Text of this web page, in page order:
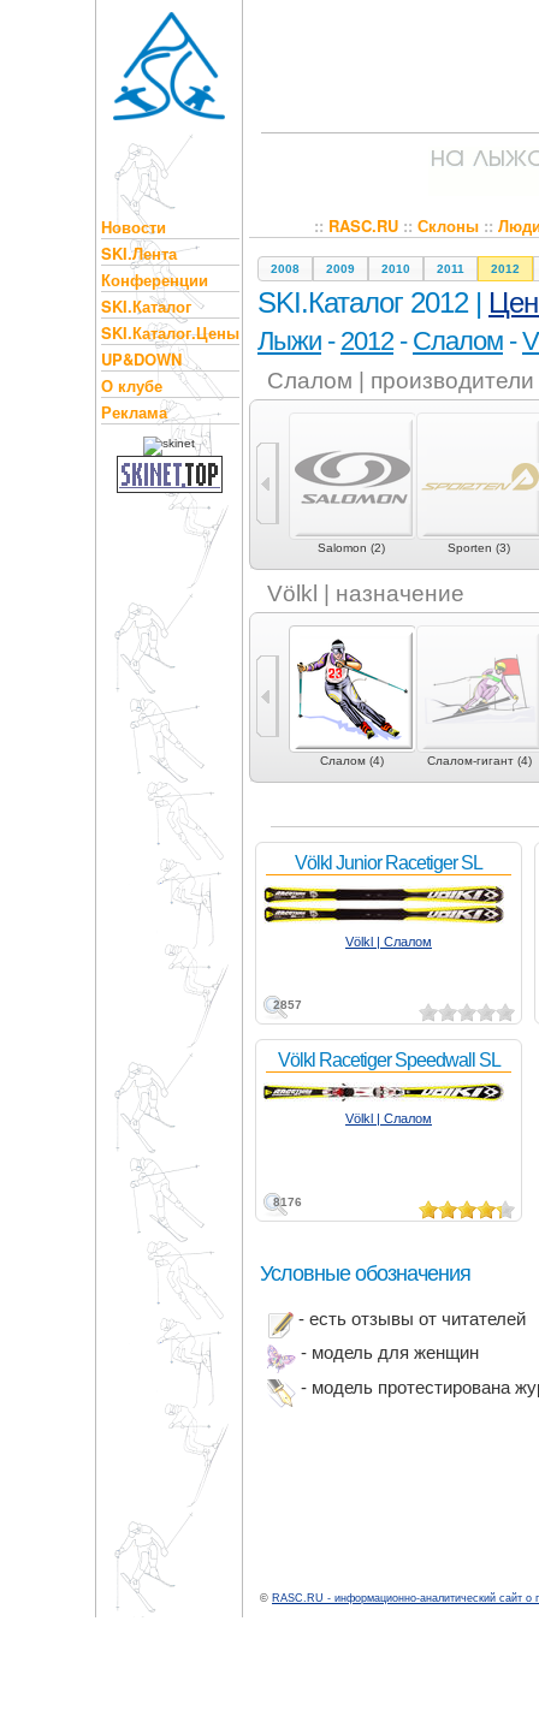
Новости
SKI.Лента
Конференции
SKI.Каталог
SKI.Каталог.Цены
UP&DOWN
О клубе
Реклама
:: RASC.RU:: Склоны::
2008 2009 2010 2011 2012
SKI.Каталог 2012 |
Лыжи - 2012- Слалом -
Слалом | производители
Rossignol (5) Salomon (2) Sporten (3)
Völkl | назначение
Могул | акробатика
Слалом (4) Слалом-гигант (4)
2857
Völkl Junior Racetiger SL
Völkl | Слалом
8176
Völkl Racetiger Speedwall SL
Völkl | Слалом
Условные обозначения
- есть отзывы от читателей
- модель для женщин
- модель протестирована
© RASC.RU - информационно-аналитический сайт о